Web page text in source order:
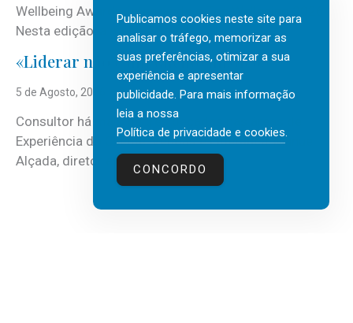
Wellbeing Awards, integrando o Top Wellbeing 2026.
Nesta edição, a multinacional...
«Liderar não é um talento místico.»
5 de Agosto, 2026
Consultor há mais de três décadas nas áreas de
Experiência do Cliente, Vendas e Liderança, Manuel
Alçada, diretor executivo da...
Publicamos cookies neste site para
analisar o tráfego, memorizar as
suas preferências, otimizar a sua
experiência e apresentar
publicidade. Para mais informação
leia a nossa
Política de privacidade e cookies.
CONCORDO